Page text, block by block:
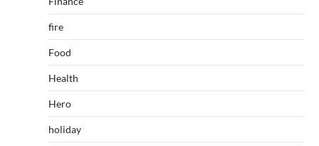
fire
Food
Health
Hero
holiday